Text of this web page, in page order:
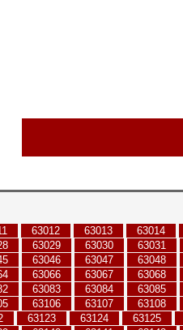
63012 63013 63014
63029 63030 63031
63046 63047 63048
63066 63067 63068
63083 63084 63085
63106 63107 63108
63123 63124 63125